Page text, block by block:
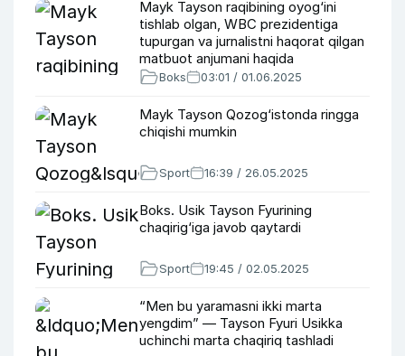
Mayk Tayson raqibining oyog‘ini
tishlab olgan, WBC prezidentiga
tupurgan va jurnalistni haqorat qilgan
matbuot anjumani haqida
Boks 03:01 / 01.06.2025
Mayk Tayson Qozog‘istonda ringga
chiqishi mumkin
Sport 16:39 / 26.05.2025
Boks. Usik Tayson Fyurining
chaqirig‘iga javob qaytardi
Sport 19:45 / 02.05.2025
“Men bu yaramasni ikki marta
yengdim” — Tayson Fyuri Usikka
uchinchi marta chaqiriq tashladi